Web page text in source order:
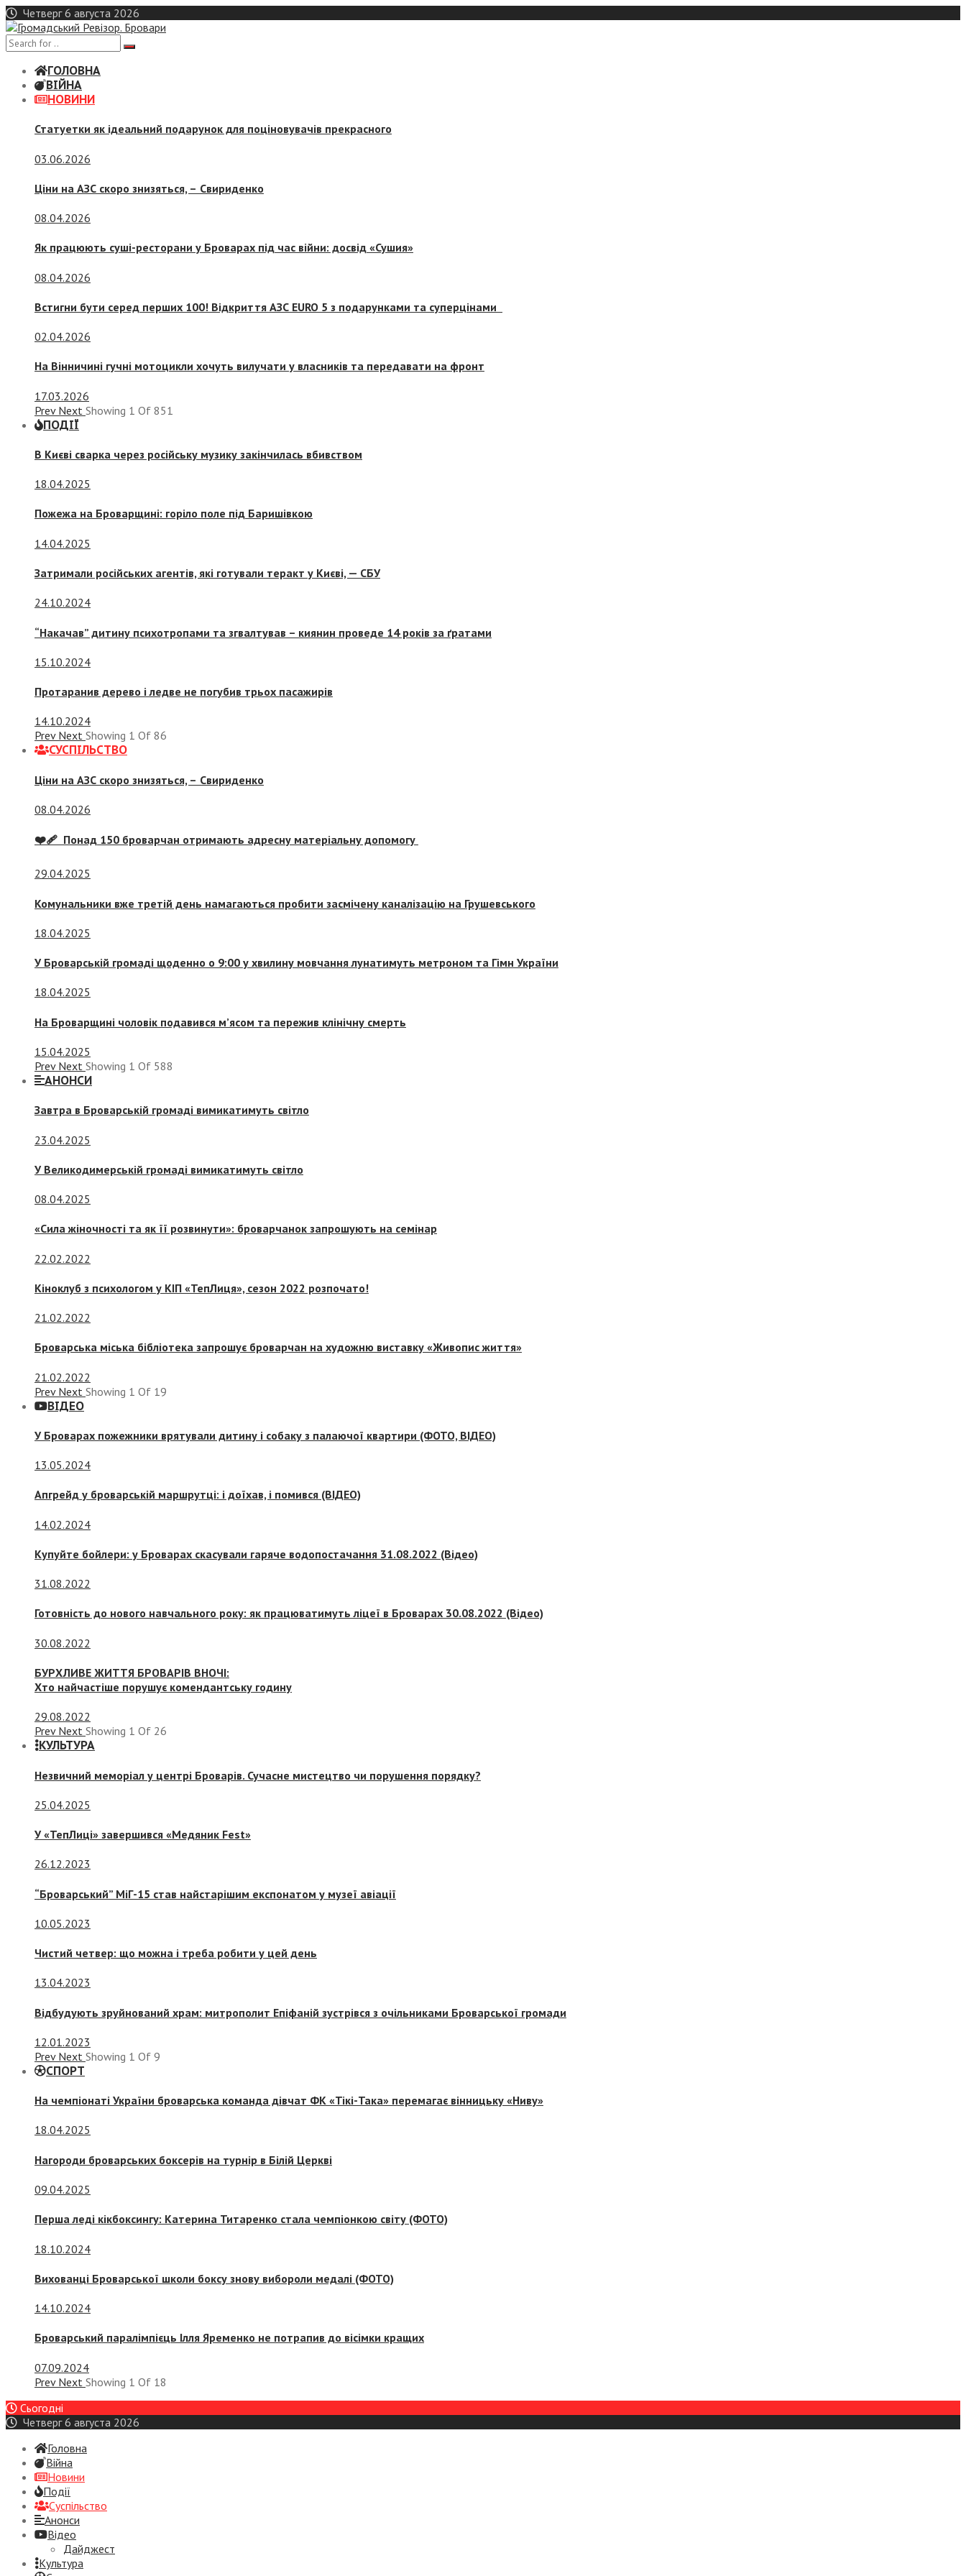
Skip
to
content
Четверг 6 августа 2026
ГОЛОВНА
ВІЙНА
НОВИНИ
Статуетки як ідеальний подарунок для поціновувачів прекрасного
03.06.2026
Ціни на АЗС скоро знизяться, – Свириденко
08.04.2026
Як працюють суші-ресторани у Броварах під час війни: досвід «Сушия»
08.04.2026
Встигни бути серед перших 100! Відкриття АЗС EURO 5 з подарунками та суперцінами
02.04.2026
На Вінничині гучні мотоцикли хочуть вилучати у власників та передавати на фронт
17.03.2026
Prev Next Showing 1 Of 851
ПОДІЇ
В Києві сварка через російську музику закінчилась вбивством
18.04.2025
Пожежа на Броварщині: горіло поле під Баришівкою
14.04.2025
Затримали російських агентів, які готували теракт у Києві, — СБУ
24.10.2024
“Накачав” дитину психотропами та згвалтував – киянин проведе 14 років за ґратами
15.10.2024
Протаранив дерево і ледве не погубив трьох пасажирів
14.10.2024
Prev Next Showing 1 Of 86
СУСПIЛЬСТВО
Ціни на АЗС скоро знизяться, – Свириденко
08.04.2026
❤️‍🩹 Понад 150 броварчан отримають адресну матеріальну допомогу
29.04.2025
Комунальники вже третій день намагаються пробити засмічену каналізацію на Грушевського
18.04.2025
У Броварській громаді щоденно о 9:00 у хвилину мовчання лунатимуть метроном та Гімн України
18.04.2025
На Броварщині чоловік подавився м’ясом та пережив клінічну смерть
15.04.2025
Prev Next Showing 1 Of 588
АНОНСИ
Завтра в Броварській громаді вимикатимуть світло
23.04.2025
У Великодимерській громаді вимикатимуть світло
08.04.2025
«Сила жіночності та як її розвинути»: броварчанок запрошують на семінар
22.02.2022
Кіноклуб з психологом у КІП «ТепЛиця», сезон 2022 розпочато!
21.02.2022
Броварська міська бібліотека запрошує броварчан на художню виставку «Живопис життя»
21.02.2022
Prev Next Showing 1 Of 19
ВІДЕО
У Броварах пожежники врятували дитину і собаку з палаючої квартири (ФОТО, ВІДЕО)
13.05.2024
Апгрейд у броварській маршрутці: і доїхав, і помився (ВІДЕО)
14.02.2024
Купуйте бойлери: у Броварах скасували гаряче водопостачання 31.08.2022 (Відео)
31.08.2022
Готовність до нового навчального року: як працюватимуть ліцеї в Броварах 30.08.2022 (Відео)
30.08.2022
БУРХЛИВЕ ЖИТТЯ БРОВАРІВ ВНОЧІ:
Хто найчастіше порушує комендантську годину
29.08.2022
Prev Next Showing 1 Of 26
КУЛЬТУРА
Незвичний меморіал у центрі Броварів. Сучасне мистецтво чи порушення порядку?
25.04.2025
У «ТепЛиці» завершився «Медяник Fest»
26.12.2023
“Броварський” МіГ-15 став найстарішим експонатом у музеї авіації
10.05.2023
Чистий четвер: що можна і треба робити у цей день
13.04.2023
Відбудують зруйнований храм: митрополит Епіфаній зустрівся з очільниками Броварської громади
12.01.2023
Prev Next Showing 1 Of 9
СПОРТ
На чемпіонаті України броварська команда дівчат ФК «Тікі-Така» перемагає вінницьку «Ниву»
18.04.2025
Нагороди броварських боксерів на турнір в Білій Церкві
09.04.2025
Перша леді кікбоксингу: Катерина Титаренко стала чемпіонкою світу (ФОТО)
18.10.2024
Вихованці Броварської школи боксу знову вибороли медалі (ФОТО)
14.10.2024
Броварський паралімпієць Ілля Яременко не потрапив до вісімки кращих
07.09.2024
Prev Next Showing 1 Of 18
Сьогодні
Четверг 6 августа 2026
Головна
Війна
Новини
Події
Суспiльство
Анонси
Відео
Дайджест
Культура